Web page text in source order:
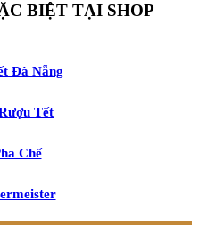
BIỆT TẠI SHOP
Đà Nẵng
Tết
Chế